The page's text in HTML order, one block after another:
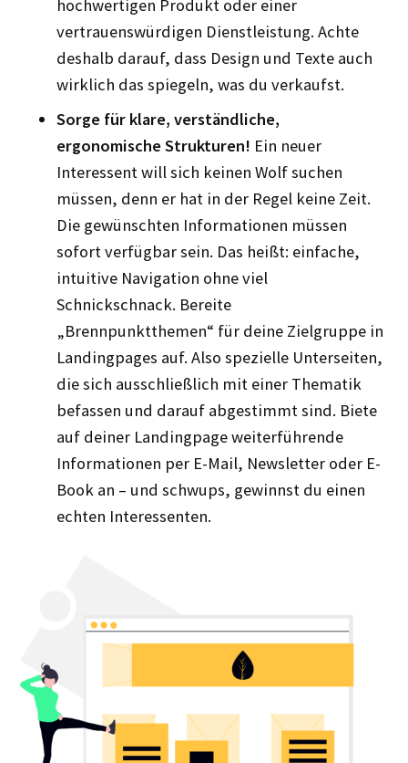
hochwertigen Produkt oder einer
vertrauenswürdigen Dienstleistung. Achte
deshalb darauf, dass Design und Texte auch
wirklich das spiegeln, was du verkaufst.
Sorge für klare, verständliche,
ergonomische Strukturen! Ein neuer
Interessent will sich keinen Wolf suchen
müssen, denn er hat in der Regel keine Zeit.
Die gewünschten Informationen müssen
sofort verfügbar sein. Das heißt: einfache,
intuitive Navigation ohne viel
Schnickschnack. Bereite
„Brennpunktthemen“ für deine Zielgruppe in
Landingpages auf. Also spezielle Unterseiten,
die sich ausschließlich mit einer Thematik
befassen und darauf abgestimmt sind. Biete
auf deiner Landingpage weiterführende
Informationen per E-Mail, Newsletter oder E-
Book an – und schwups, gewinnst du einen
echten Interessenten.